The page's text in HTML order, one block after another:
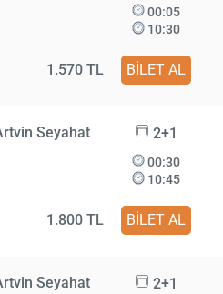
00:05
10:30
1.570 TL BİLET AL
Seyahat 2+1
00:30
10:45
1.800 TL BİLET AL
Seyahat 2+1